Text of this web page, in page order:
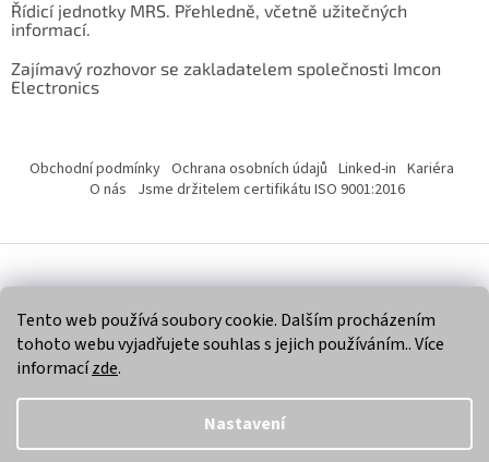
Tento web používá soubory cookie. Dalším procházením
tohoto webu vyjadřujete souhlas s jejich používáním.. Více
informacízde.
Nastavení
Řídicí jednotky MRS. Přehledně, včetně užitečných
informací.
Zajímavý rozhovor se zakladatelem společnosti Imcon
Electronics
Obchodní podmínky Ochrana osobních údajů Linked-in Kariéra
O nás Jsme držitelem certifikátu ISO 9001:2016
Copyright 2026